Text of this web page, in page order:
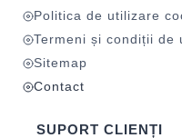
Politica de utilizare
Termeni și condiții de
Sitemap
Contact
SUPORT CLIENȚI